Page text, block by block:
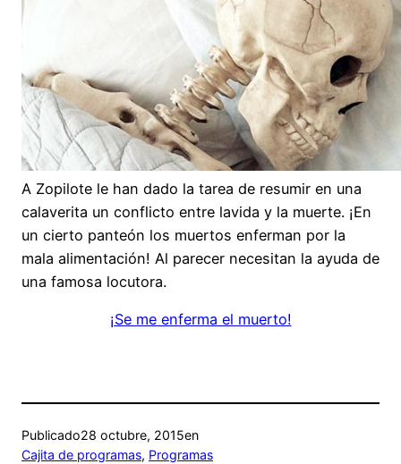
A Zopilote le han dado la tarea de resumir en una
calaverita un conflicto entre lavida y la muerte. ¡En
un cierto panteón los muertos enferman por la
mala alimentación! Al parecer necesitan la ayuda de
una famosa locutora.
¡Se me enferma el muerto!
Publicado28 octubre, 2015en
Cajita de programas, Programas